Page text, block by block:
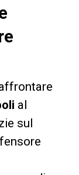
al
sul